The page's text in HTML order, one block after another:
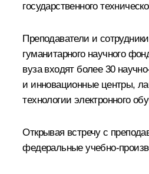
государственного
Преподаватели и
гуманитарного научного
вуза входят более 30
и инновационные центры,
технологии электронного
Открывая встречу с
федеральные учебно-